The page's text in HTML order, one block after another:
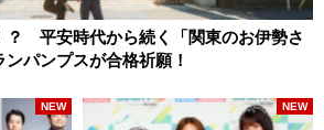
？ 平安時代から続く「関東のお伊勢さ
パンプスが合格祈願！
NEW NEW